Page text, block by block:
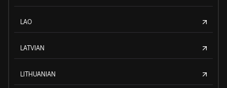
LAO
LATVIAN
LITHUANIAN